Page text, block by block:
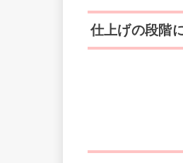
仕上げの段階